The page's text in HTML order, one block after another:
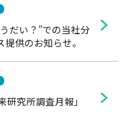
だい？”での当社分
供のお知らせ。
研究所調査月報」